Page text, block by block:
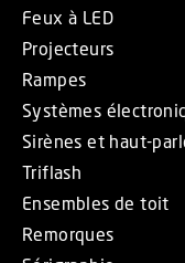
Feux à LED
Projecteurs
Rampes
Systèmes
Sirènes et haut-
Triflash
Ensembles de toit
Remorques